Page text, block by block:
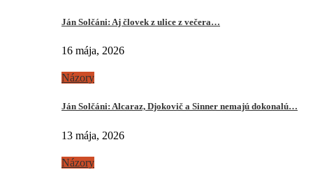
Ján Solčáni: Aj človek z ulice z večera…
16 mája, 2026
Názory
Ján Solčáni: Alcaraz, Djokovič a Sinner nemajú dokonalú…
13 mája, 2026
Názory